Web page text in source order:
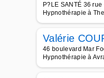
P?LE SANTÉ 36
Hypnothérapie à
Valérie
46 boulevard Mar
Hypnothérapie à